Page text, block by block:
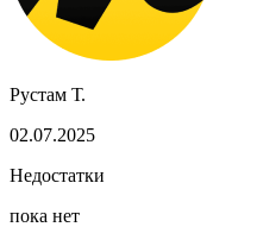
Рустам Т.
02.07.2025
Недостатки
пока нет